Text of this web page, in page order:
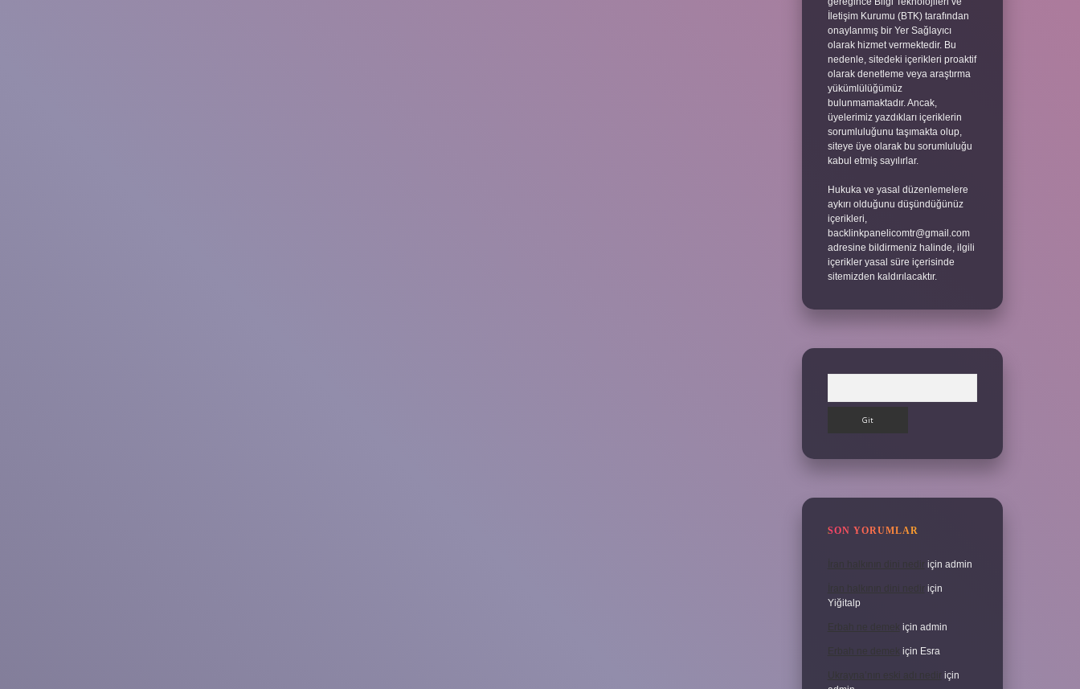
İletişim Kurumu (BTK) tarafından
onaylanmış bir Yer Sağlayıcı
olarak hizmet vermektedir. Bu
nedenle, sitedeki içerikleri proaktif
olarak denetleme veya araştırma
yükümlülüğümüz
bulunmamaktadır. Ancak,
üyelerimiz yazdıkları içeriklerin
sorumluluğunu taşımakta olup,
siteye üye olarak bu sorumluluğu
kabul etmiş sayılırlar.
Hukuka ve yasal düzenlemelere
aykırı olduğunu düşündüğünüz
içerikleri,
backlinkpanelicomtr@gmail.com
adresine bildirmeniz halinde, ilgili
içerikler yasal süre içerisinde
sitemizden kaldırılacaktır.
SON YORUMLAR
İran halkının dini nedir için admin
İran halkının dini nedir için
Yiğitalp
Erbah ne demek için admin
Erbah ne demek için Esra
Ukrayna’nın eski adı nedir için